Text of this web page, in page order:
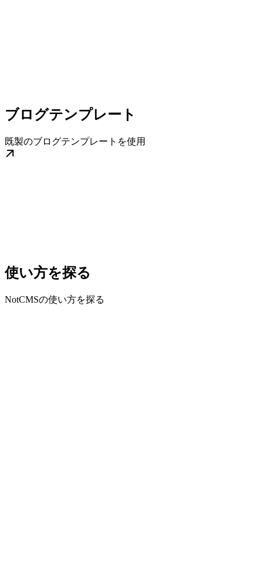
ブログテンプレート
既製のブログテンプレートを使用
使い方を探る
NotCMSの使い方を探る